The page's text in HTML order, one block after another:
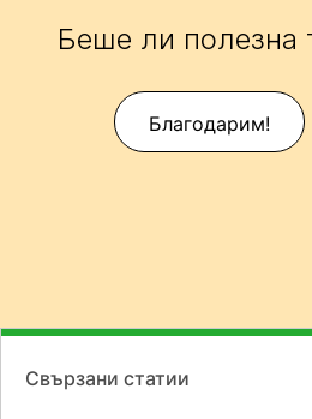
Беше ли полезна
Благодарим!
Свързани статии